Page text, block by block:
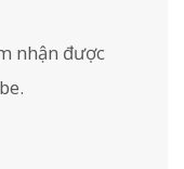
nhận được